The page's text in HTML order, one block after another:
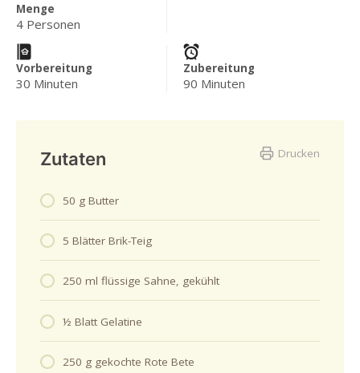
Menge
4 Personen
Vorbereitung
30 Minuten
Zubereitung
90 Minuten
Drucken
Zutaten
50 g Butter
5 Blätter Brik-Teig
250 ml flüssige Sahne, gekühlt
½ Blatt Gelatine
250 g gekochte Rote Bete